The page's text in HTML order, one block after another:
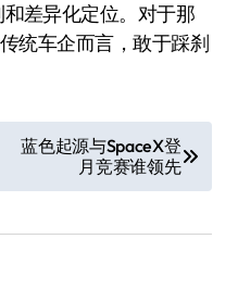
差异化定位。对于那
统车企而言，敢于踩刹
蓝色起源与SpaceX登
月竞赛谁领先